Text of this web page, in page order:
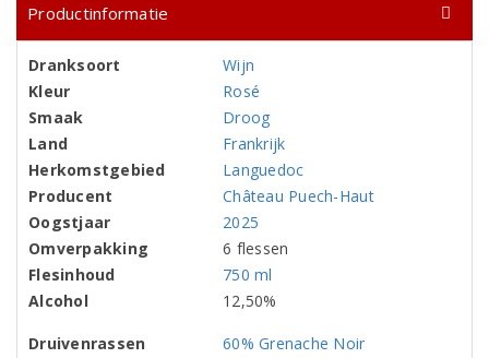
Productinformatie
Dranksoort
Wijn
Kleur
Rosé
Smaak
Droog
Land
Frankrijk
Herkomstgebied
Languedoc
Producent
Château Puech-Haut
Oogstjaar
2025
Omverpakking
6 flessen
Flesinhoud
750 ml
Alcohol
12,50%
Druivenrassen
60% Grenache Noir